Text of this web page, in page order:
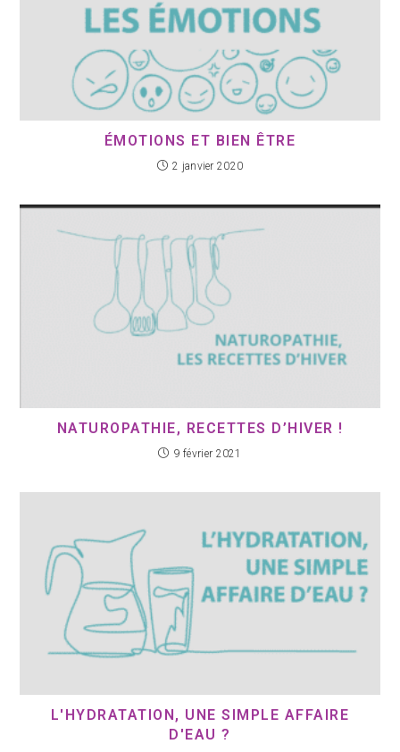
ÉMOTIONS ET BIEN ÊTRE
2 janvier 2020
NATUROPATHIE, RECETTES D’HIVER !
9 février 2021
L'HYDRATATION, UNE SIMPLE AFFAIRE
D'EAU ?